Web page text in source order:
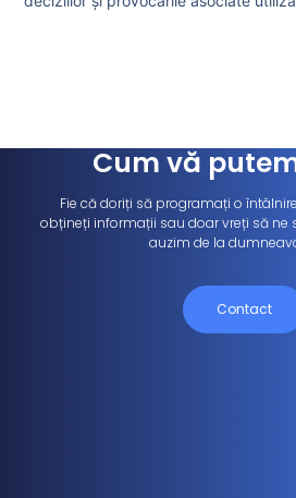
Cum vă
Fie că doriți să programați o
obțineți informații sau doar vreți să ne
auzim de la
Contact